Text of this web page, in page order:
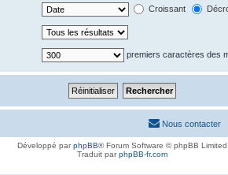
Croissant
premiers caractères des
Nous contacter
Développé parphpBB® Forum Software © phpBB Limited
Traduit parphpBB-fr.com